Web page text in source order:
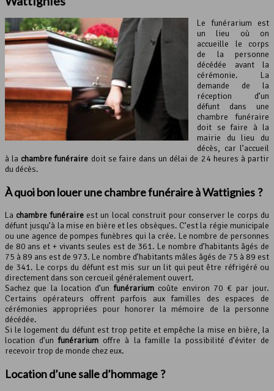
Le funérarium est
un lieu où on
accueille le corps
de la personne
décédée avant la
cérémonie. La
demande de la
réception d’un
défunt dans une
chambre funéraire
doit se faire à la
mairie du lieu du
décès, car l’accueil
à la chambre funéraire doit se faire dans un délai de 24 heures à partir
du décès.
À quoi bon louer unechambre funéraireà Wattignies ?
La chambre funéraireest un local construit pour conserver le corps du
défunt jusqu’à la mise en bière et les obsèques. C’est la régie municipale
ou une agence de pompes funèbres qui la crée. Le nombre de personnes
de 80 ans et + vivants seules est de 361. Le nombre d’habitants âgés de
75 à 89 ans est de 973. Le nombre d’habitants mâles âgés de 75 à 89 est
de 341. Le corps du défunt est mis sur un lit qui peut être réfrigéré ou
directement dans son cercueil généralement ouvert.
Sachez que la location d’unfunérarium coûte environ 70 € par jour.
Certains opérateurs offrent parfois aux familles des espaces de
cérémonies appropriées pour honorer la mémoire de la personne
décédée.
Si le logement du défunt est trop petite et empêche la mise en bière, la
location d’unfunérarium offre à la famille la possibilité d’éviter de
recevoir trop de monde chez eux.
Location d’une salle d’hommage ?